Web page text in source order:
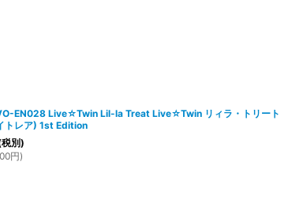
EN028 Live☆Twin Lil-la Treat Live☆Twin リィラ・トリート
トレア) 1st Edition
別)
円)